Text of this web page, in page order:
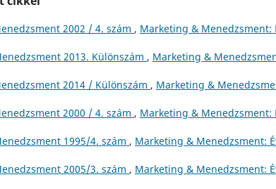
2002 / 4. szám , Marketing & Menedzsment:
2013. Különszám , Marketing &
2014 / Különszám , Marketing &
2000 / 4. szám , Marketing & Menedzsment:
1995/4. szám , Marketing & Menedzsment:
2005/3. szám , Marketing & Menedzsment: